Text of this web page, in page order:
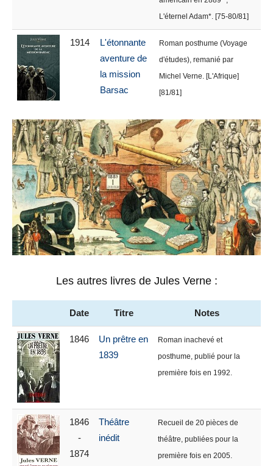
L'éternel Adam*. [75-80/81]
1914
L'étonnante
aventure de
la mission
Barsac
Roman posthume (Voyage
d'études), remanié par
Michel Verne. [L'Afrique]
[81/81]
Les autres livres de Jules Verne :
Date Titre Notes
1846
Un prêtre en
1839
Roman inachevé et
posthume, publié pour la
première fois en 1992.
1846
-
1874
Théâtre
inédit
Recueil de 20 pièces de
théâtre, publiées pour la
première fois en 2005.